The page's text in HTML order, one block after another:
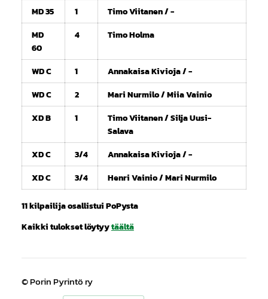
MD 35
1
Timo Viitanen / -
MD
60
4 Timo Holma
WD C 1
Annakaisa Kivioja / -
WD C
2
Mari Nurmilo / Miia Vainio
XD B
1
Timo Viitanen / Silja Uusi-
Salava
XD C
3/4
Annakaisa Kivioja / -
XD C
3/4 Henri Vainio / Mari Nurmilo
11 kilpailija osallistui PoPysta
Kaikki tulokset löytyytäältä
©Porin Pyrintö ry